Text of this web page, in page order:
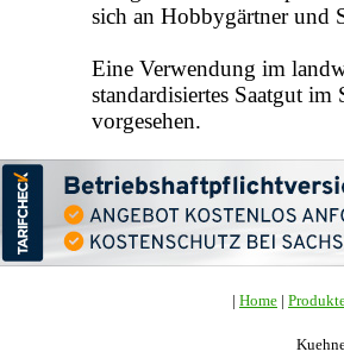
sich an Hobbygärtner und
Eine Verwendung im
standardisiertes Saatgut im
vorgesehen.
| Home |